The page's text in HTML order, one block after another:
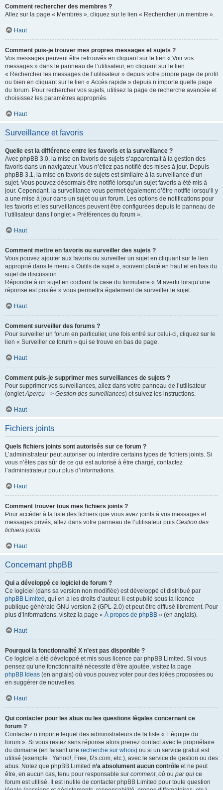
Comment rechercher des membres ?
Allez sur la page « Membres », cliquez sur le lien « Rechercher un membre ».
Haut
Comment puis-je trouver mes propres messages et sujets ?
Vos messages peuvent être retrouvés en cliquant sur le lien « Voir vos
messages » dans le panneau de l’utilisateur, en cliquant sur le lien
« Rechercher les messages de l’utilisateur » depuis votre propre page de profil
ou bien en cliquant sur le lien « Accès rapide » depuis n’importe quelle page
du forum. Pour rechercher vos sujets, utilisez la page de recherche avancée et
choisissez les paramètres appropriés.
Haut
Surveillance et favoris
Quelle est la différence entre les favoris et la surveillance ?
Avec phpBB 3.0, la mise en favoris de sujets s’apparentait à la gestion des
favoris dans un navigateur. Vous n’étiez pas notifié des mises à jour. Depuis
phpBB 3.1, la mise en favoris de sujets est similaire à la surveillance d’un
sujet. Vous pouvez désormais être notifié lorsqu’un sujet favoris a été mis à
jour. Cependant, la surveillance vous permet également d’être notifié lorsqu’il y
a une mise à jour dans un sujet ou un forum. Les options de notifications pour
les favoris et les surveillances peuvent être configurées depuis le panneau de
l’utilisateur dans l’onglet « Préférences du forum ».
Haut
Comment mettre en favoris ou surveiller des sujets ?
Vous pouvez ajouter aux favoris ou surveiller un sujet en cliquant sur le lien
approprié dans le menu « Outils de sujet », souvent placé en haut et en bas du
sujet de discussion.
Répondre à un sujet en cochant la case du formulaire « M’avertir lorsqu’une
réponse est postée » vous permettra également de surveiller le sujet.
Haut
Comment surveiller des forums ?
Pour surveiller un forum en particulier, une fois entré sur celui-ci, cliquez sur le
lien « Surveiller ce forum » qui se trouve en bas de page.
Haut
Comment puis-je supprimer mes surveillances de sujets ?
Pour supprimer vos surveillances, allez dans votre panneau de l’utilisateur
(ongletAperçu --> Gestion des surveillances) et suivez les instructions.
Haut
Fichiers joints
Quels fichiers joints sont autorisés sur ce forum ?
L’administrateur peut autoriser ou interdire certains types de fichiers joints. Si
vous n’êtes pas sûr de ce qui est autorisé à être chargé, contactez
l’administrateur pour plus d’informations.
Haut
Comment trouver tous mes fichiers joints ?
Pour accéder à la liste des fichiers que vous avez joints à vos messages et
messages privés, allez dans votre panneau de l’utilisateur puis Gestion des
fichiers joints.
Haut
Concernant phpBB
Qui a développé ce logiciel de forum ?
Ce logiciel (dans sa version non modifiée) est développé et distribué par
phpBB Limited , qui en a les droits d’auteur. Il est publié sous la licence
publique générale GNU version 2 (GPL-2.0) et peut être diffusé librement. Pour
plus d’informations, visitez la page « À propos de phpBB » (en anglais).
Haut
Pourquoi la fonctionnalité X n’est pas disponible ?
Ce logiciel a été développé et mis sous licence par phpBB Limited. Si vous
pensez qu’une fonctionnalité nécessite d’être ajoutée, visitez la page
phpBB Ideas (en anglais) où vous pouvez voter pour des idées proposées ou
en suggérer de nouvelles.
Haut
Qui contacter pour les abus ou les questions légales concernant ce
forum ?
Contactez n’importe lequel des administrateurs de la liste « L’équipe du
forum ». Si vous restez sans réponse alors prenez contact avec le propriétaire
du domaine (en faisant une recherche sur whois) ou si un service gratuit est
utilisé (exemple : Yahoo!, Free, f2s.com, etc.), avec le service de gestion ou des
abus. Notez que phpBB Limited n’a absolument aucun contrôle et ne peut
être, en aucun cas, tenu pour responsable sur comment, où ou par qui ce
forum est utilisé. Il est inutile de contacter phpBB Limited pour toute question